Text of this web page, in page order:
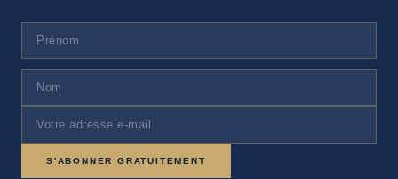
S'ABONNER GRATUITEMENT